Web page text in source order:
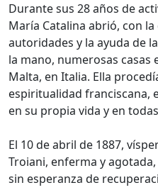
Durante sus 28 años de
María Catalina abrió, con
autoridades y la ayuda de
la mano, numerosas casas
Malta, en Italia. Ella
espiritualidad franciscana,
en su propia vida y en
El 10 de abril de 1887,
Troiani, enferma y
sin esperanza de